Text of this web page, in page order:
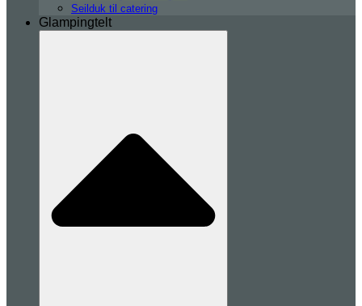
Seilduk til catering
Glampingtelt